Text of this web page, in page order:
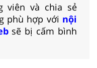
viên và chia sẻ
phù hợp với nội
sẽ bị cấm bình